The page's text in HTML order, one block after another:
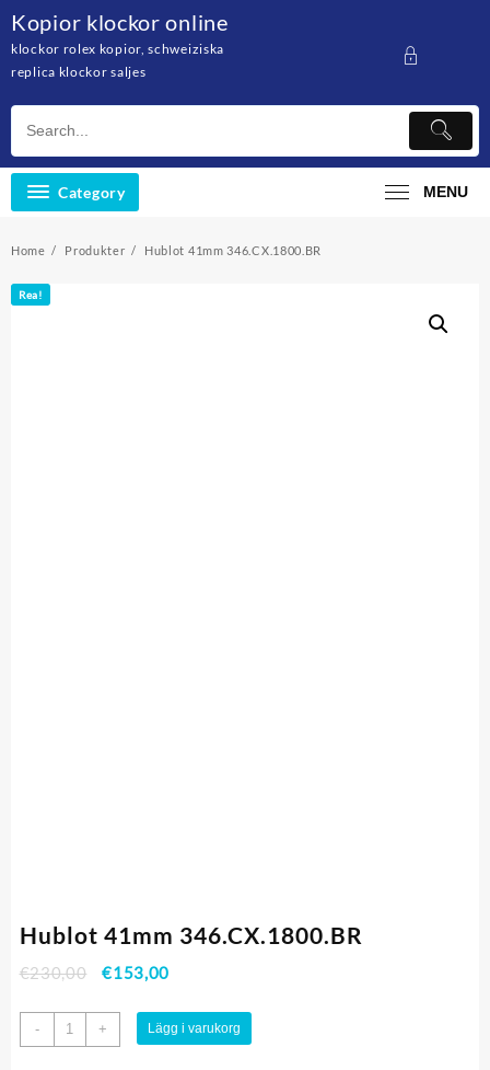
content
Kopior klockor online
klockor rolex kopior, schweiziska
replica klockor saljes
Category MENU
Home Produkter Hublot 41mm 346.CX.1800.BR
Rea!
Hublot 41mm 346.CX.1800.BR
€230,00 €153,00
-
Hublot
41mm
+ Lägg i varukorg